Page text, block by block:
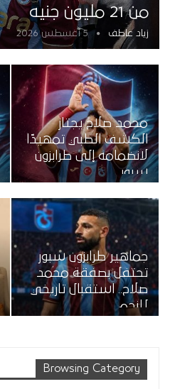
من 21 مليون جنيه
زياد عاطف 5 أغسطس 2026
محمد صلاح يجتاز
الكشف الطبي تمهيدًا
لانضمامه إلى طرابزون
سبور
جماهير طرابزون سبور
تحتفل بصفقة محمد
صلاح.. استقبال تاريخي
للنجم…
Browsing Category